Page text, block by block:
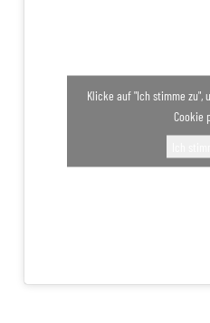
Klicke auf "Ich stimme zu",
Cookie